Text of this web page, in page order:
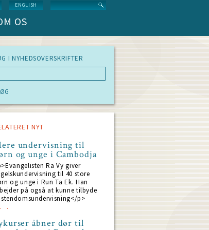
ENGLISH
OS
I NYHEDSOVERSKRIFTER
NYT
undervisning til
og unge i Cambodja
Ra Vy giver
til 40 store
og unge i Run Ta Ek. Han
på også at kunne tilbyde
p>
åbner dør til